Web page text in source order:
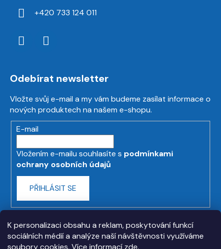
K personalizaci obsahu a reklam, poskytování funkcí
sociálních médií a analýze naší návštěvnosti využíváme
soubory cookies. Více informací zde.
+420 733 124 011
Odebírat newsletter
Vložte svůj e-mail a my vám budeme zasílat informace o
nových produktech na našem e-shopu.
E-mail
Vložením e-mailu souhlasíte s podmínkami
ochrany osobních údajů
PŘIHLÁSIT SE